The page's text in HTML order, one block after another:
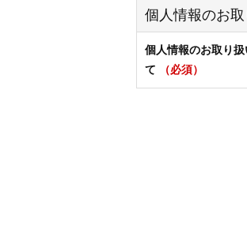
個人情報のお
個人情報のお取り
て
（必須）